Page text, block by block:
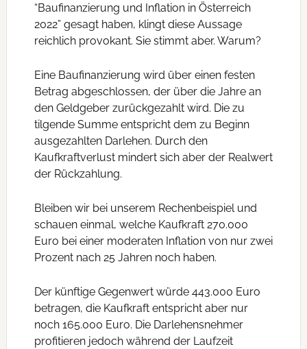
“Baufinanzierung und Inflation in Österreich
2022” gesagt haben, klingt diese Aussage
reichlich provokant. Sie stimmt aber. Warum?
Eine Baufinanzierung wird über einen festen
Betrag abgeschlossen, der über die Jahre an
den Geldgeber zurückgezahlt wird. Die zu
tilgende Summe entspricht dem zu Beginn
ausgezahlten Darlehen. Durch den
Kaufkraftverlust mindert sich aber der Realwert
der Rückzahlung.
Bleiben wir bei unserem Rechenbeispiel und
schauen einmal, welche Kaufkraft 270.000
Euro bei einer moderaten Inflation von nur zwei
Prozent nach 25 Jahren noch haben.
Der künftige Gegenwert würde 443.000 Euro
betragen, die Kaufkraft entspricht aber nur
noch 165.000 Euro. Die Darlehensnehmer
profitieren jedoch während der Laufzeit